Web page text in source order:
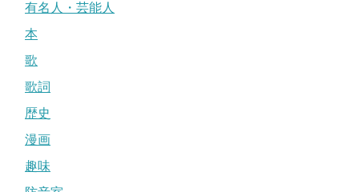
有名人・芸能人
本
歌
歌詞
歴史
漫画
趣味